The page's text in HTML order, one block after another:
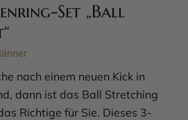
Set „Ball
nach einem neuen Kick in
dann ist das Ball Stretching
Richtige für Sie. Dieses 3-